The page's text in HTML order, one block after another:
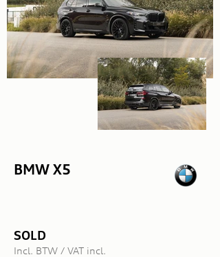
BMW X5
SOLD
Incl. BTW / VAT incl.